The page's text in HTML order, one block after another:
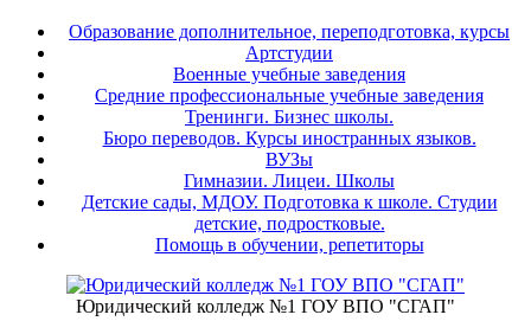
Образование дополнительное, переподготовка, курсы
Артстудии
Военные учебные заведения
Средние профессиональные учебные заведения
Тренинги. Бизнес школы.
Бюро переводов. Курсы иностранных языков.
ВУЗы
Гимназии. Лицеи. Школы
Детские сады, МДОУ. Подготовка к школе. Студии
детские, подростковые.
Помощь в обучении, репетиторы
Юридический колледж №1 ГОУ ВПО "СГАП"